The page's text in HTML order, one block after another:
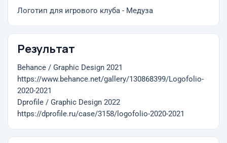
Логотип для игрового клуба - Медуза
Результат
Behance / Graphic Design 2021
https://www.behance.net/gallery/130868399/Logofolio-
2020-2021
Dprofile / Graphic Design 2022
https://dprofile.ru/case/3158/logofolio-2020-2021